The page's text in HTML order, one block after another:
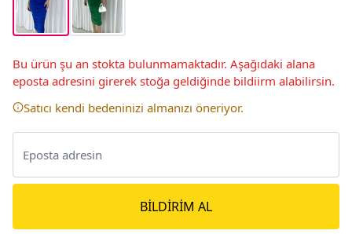
Bu ürün şu an stokta bulunmamaktadır. Aşağıdaki alana
eposta adresini girerek stoğa geldiğinde bildiirm alabilirsin.
Satıcı kendi bedeninizi almanızı öneriyor.
BILDIRIM AL